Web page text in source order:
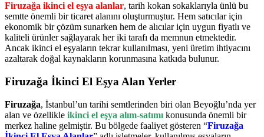
Firuzağa ikinci el eşya alanlar, tarih kokan sokaklarıyla ünlü bu
semtte önemli bir ticaret alanını oluşturmuştur. Hem satıcılar için
ekonomik bir çözüm sunarken hem de alıcılar için uygun fiyatlı ve
kaliteli ürünler sağlayarak her iki tarafı da memnun etmektedir.
Ancak ikinci el eşyaların tekrar kullanılması, yeni üretim ihtiyacını
azaltarak doğal kaynakların korunmasına katkıda bulunur.
Firuzağa İkinci El Eşya Alan Yerler
Firuzağa, İstanbul’un tarihi semtlerinden biri olan Beyoğlu’nda yer
alan ve özellikle ikinci el eşya alım-satımı konusunda önemli bir
merkez haline gelmiştir. Bu bölgede faaliyet gösteren “Firuzağa